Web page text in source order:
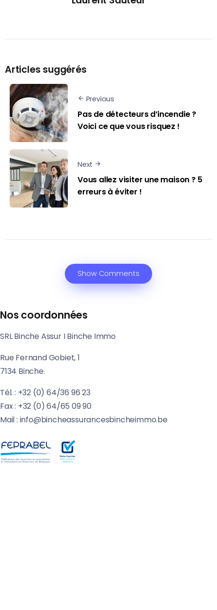
Articles suggérés
Previous
Pas de détecteurs d’incendie ?
Voici ce que vous risquez !
Next
Vous allez visiter une maison ? 5
erreurs à éviter !
Show Comments
Nos coordonnées
SRL Binche Assur I Binche Immo
Rue Fernand Gobiet, 1
7134 Binche.
Tél. : +32 (0) 64/36 96 23
Fax : +32 (0) 64/65 09 90
Mail : info@bincheassurancesbincheimmo.be